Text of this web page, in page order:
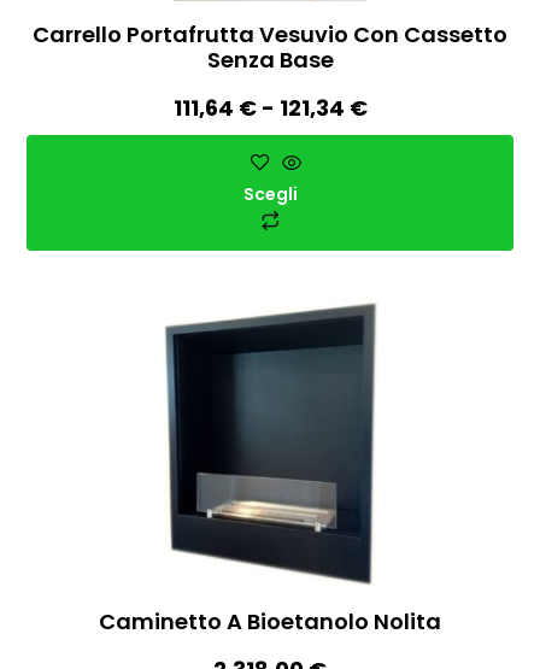
Carrello Portafrutta Vesuvio Con Cassetto
Senza Base
111,64 € - 121,34 €
Scegli
Caminetto A Bioetanolo Nolita